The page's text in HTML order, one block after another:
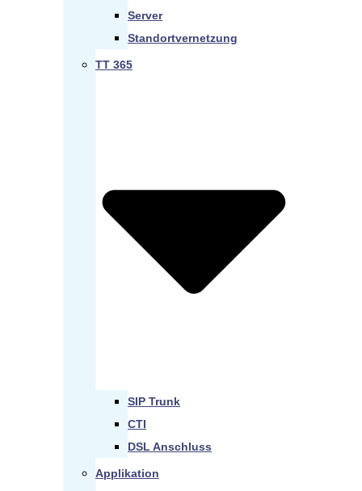
Server
Standortvernetzung
TT 365
SIP Trunk
CTI
DSL Anschluss
Applikation